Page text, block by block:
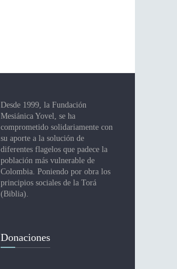
Desde 1999, la Fundación
Mesiánica Yovel, se ha
comprometido solidariamente con
su aporte a la solución de
diferentes flagelos que padece la
población más vulnerable de
Colombia. Poniendo por obra los
principios sociales de la Torá
(Biblia).
Donaciones